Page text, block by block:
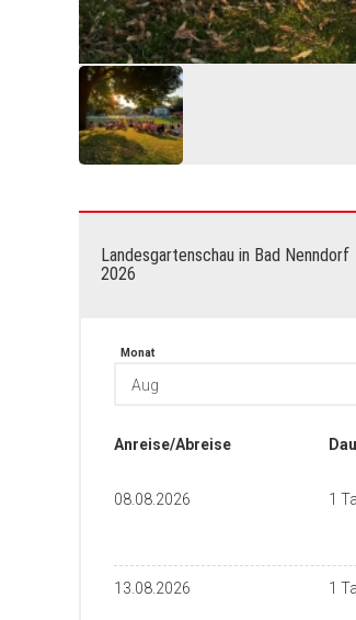
Landesgartenschau in Bad Nenndorf
2026
Monat
Aug
Anreise/Abreise
08.08.2026 1
13.08.2026 1